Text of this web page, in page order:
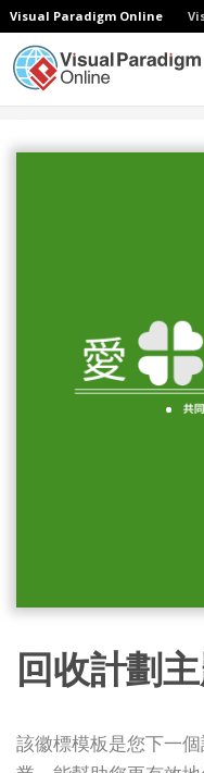
Visual Paradigm Online
回收計劃
該徽標模板是您下一